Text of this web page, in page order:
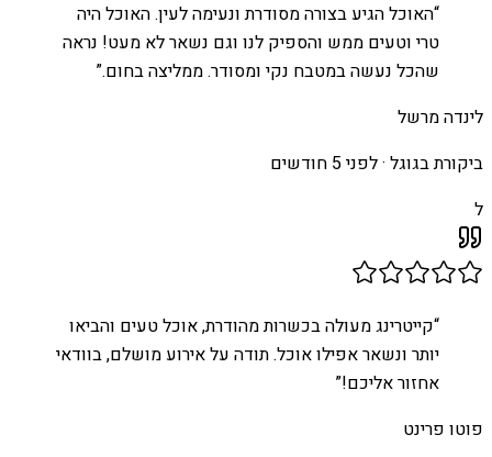
“האוכל הגיע בצורה מסודרת ונעימה לעין. האוכל היה
טרי וטעים ממש והספיק לנו וגם נשאר לא מעט! נראה
שהכל נעשה במטבח נקי ומסודר. ממליצה בחום.”
לינדה מרשל
ביקורת בגוגל ·לפני 5 חודשים
ל
“קייטרינג מעולה בכשרות מהודרת, אוכל טעים והביאו
יותר ונשאר אפילו אוכל. תודה על אירוע מושלם, בוודאי
אחזור אליכם!”
פוטו פרינט